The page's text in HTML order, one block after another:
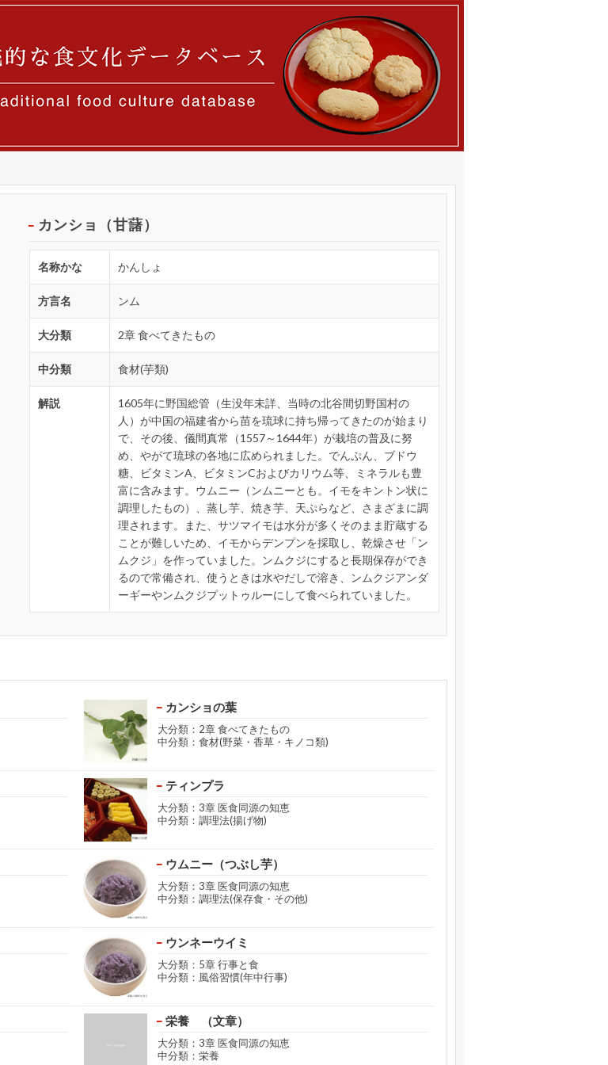
カンショ（甘藷）
名称かな かんしょ
方言名 ンム
大分類 2章 食べてきたもの
中分類 食材(芋類)
解説
1605年に野国総管（生没年未詳、当時の北谷間切野国村の
人）が中国の福建省から苗を琉球に持ち帰ってきたのが始まり
で、その後、儀間真常（1557～1644年）が栽培の普及に努
め、やがて琉球の各地に広められました。でんぷん、ブドウ
糖、ビタミンA、ビタミンCおよびカリウム等、ミネラルも豊
富に含みます。ウムニー（ンムニーとも。イモをキントン状に
調理したもの）、蒸し芋、焼き芋、天ぷらなど、さまざまに調
理されます。また、サツマイモは水分が多くそのまま貯蔵する
ことが難しいため、イモからデンプンを採取し、乾燥させ「ン
ムクジ」を作っていました。ンムクジにすると長期保存ができ
るので常備され、使うときは水やだしで溶き、ンムクジアンダ
ーギーやンムクジプットゥルーにして食べられていました。
カンショの葉
大分類：2章 食べてきたもの
中分類：食材(野菜・香草・キノコ類)
ティンプラ
大分類：3章 医食同源の知恵
中分類：調理法(揚げ物)
ウムニー（つぶし芋）
大分類：3章 医食同源の知恵
中分類：調理法(保存食・その他)
ウンネーウイミ
大分類：5章 行事と食
中分類：風俗習慣(年中行事)
栄養 （文章）
大分類：3章 医食同源の知恵
中分類：栄養